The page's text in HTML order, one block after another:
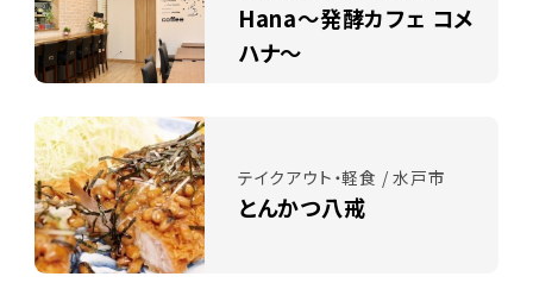
Hana～発酵カフェ コメ
ハナ～
テイクアウト・軽食 / 水戸市
とんかつ八戒